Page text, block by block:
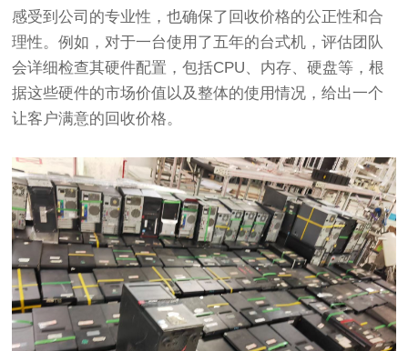
感受到公司的专业性，也确保了回收价格的公正性和合
理性。例如，对于一台使用了五年的台式机，评估团队
会详细检查其硬件配置，包括CPU、内存、硬盘等，根
据这些硬件的市场价值以及整体的使用情况，给出一个
让客户满意的回收价格。